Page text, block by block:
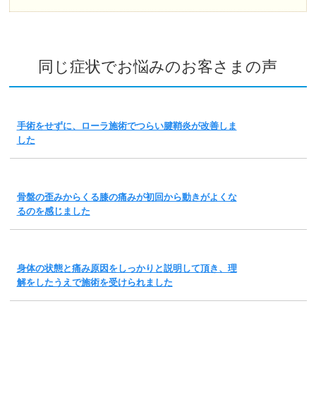
同じ症状でお悩みのお客さまの声
手術をせずに、ローラ施術でつらい腱鞘炎が改善しま
した
骨盤の歪みからくる膝の痛みが初回から動きがよくな
るのを感じました
身体の状態と痛み原因をしっかりと説明して頂き、理
解をしたうえで施術を受けられました